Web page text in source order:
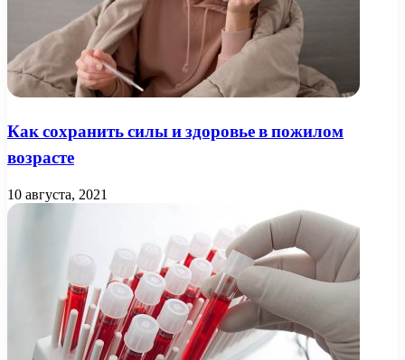
Как сохранить силы и здоровье в пожилом
возрасте
10 августа, 2021